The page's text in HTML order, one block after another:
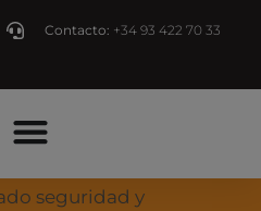
Contacto: +34 93 422 70 33
seguridad y